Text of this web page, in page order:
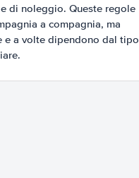
di noleggio. Queste regole
a compagnia, ma
e a volte dipendono dal tipo